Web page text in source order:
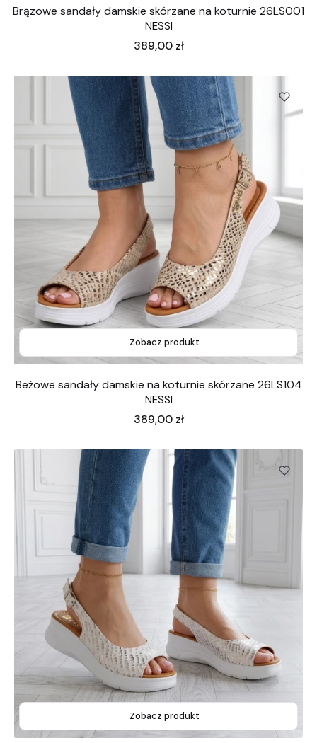
Brązowe sandały damskie skórzane na koturnie 26LS001
NESSI
Cena
389,00 zł
Zobacz produkt
Beżowe sandały damskie na koturnie skórzane 26LS104
NESSI
Cena
389,00 zł
Zobacz produkt